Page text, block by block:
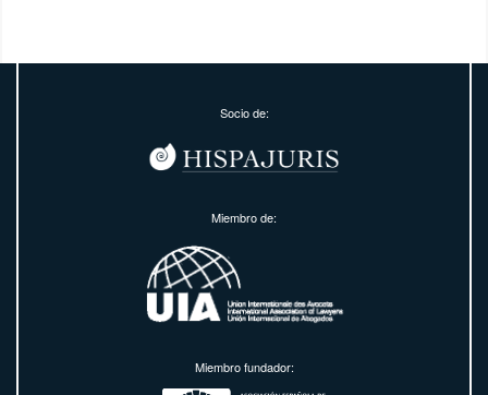
Socio de:
Miembro de:
Miembro fundador: